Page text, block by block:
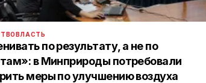
ВЛАСТЬ
по результату, а не по
в Минприроды потребовали
меры по улучшению воздуха